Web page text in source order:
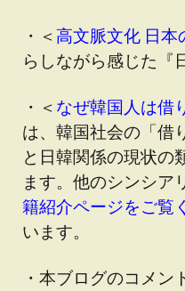
・＜高文脈文化 日本
らしながら感じた『
・＜ なぜ韓国人は借
は、韓国社会の「借
と日韓関係の現状の
ます。他のシンシア
籍紹介ページをご覧
います。
・本ブログのコメン